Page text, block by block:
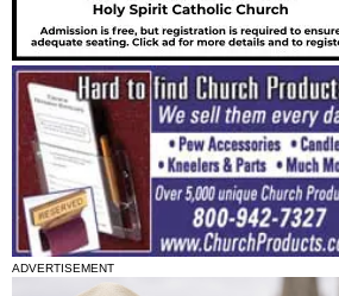
ADVERTISEMENT